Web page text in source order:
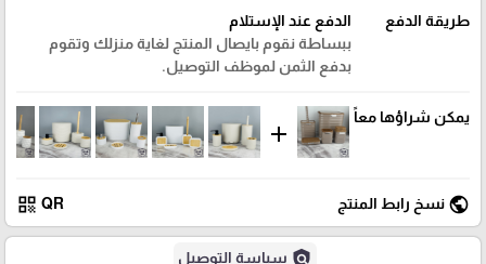
طريقة الدفع
الدفع عند الإستلام
ببساطة نقوم بايصال المنتج لغاية منزلك وتقوم
بدفع الثمن لموظف التوصيل.
يمكن شراؤها معاً
add
public نسخ رابط المنتج QR
qr_code
policy سياسة التوصيل